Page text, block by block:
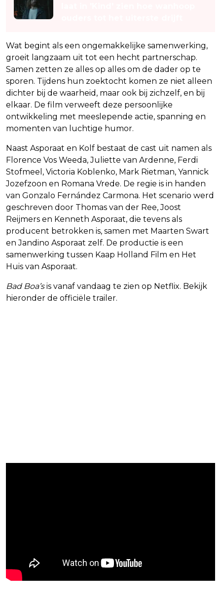
Wat begint als een ongemakkelijke samenwerking,
groeit langzaam uit tot een hecht partnerschap.
Samen zetten ze alles op alles om de dader op te
sporen. Tijdens hun zoektocht komen ze niet alleen
dichter bij de waarheid, maar ook bij zichzelf, en bij
elkaar. De film verweeft deze persoonlijke
ontwikkeling met meeslepende actie, spanning en
momenten van luchtige humor.
Naast Asporaat en Kolf bestaat de cast uit namen als
Florence Vos Weeda, Juliette van Ardenne, Ferdi
Stofmeel, Victoria Koblenko, Mark Rietman, Yannick
Jozefzoon en Romana Vrede. De regie is in handen
van Gonzalo Fernández Carmona. Het scenario werd
geschreven door Thomas van der Ree, Joost
Reijmers en Kenneth Asporaat, die tevens als
producent betrokken is, samen met Maarten Swart
en Jandino Asporaat zelf. De productie is een
samenwerking tussen Kaap Holland Film en Het
Huis van Asporaat.
Bad Boa’sis vanaf vandaag te zien op Netflix. Bekijk
hieronder de officiële trailer.